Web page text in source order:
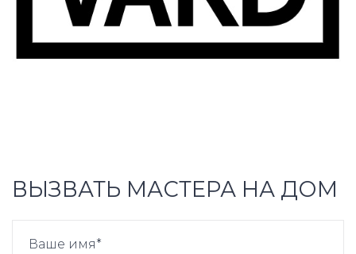
ВЫЗВАТЬ МАСТЕРА НА ДОМ